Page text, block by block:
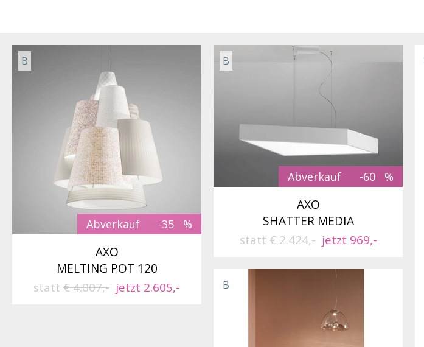
Abverkauf -35
B
AXO
MELTING POT 120
statt € 4.007,- jetzt 2.605,-
Abverkauf -60
B
AXO
SHATTER MEDIA
statt€ 2.424,- jetzt 969,-
B